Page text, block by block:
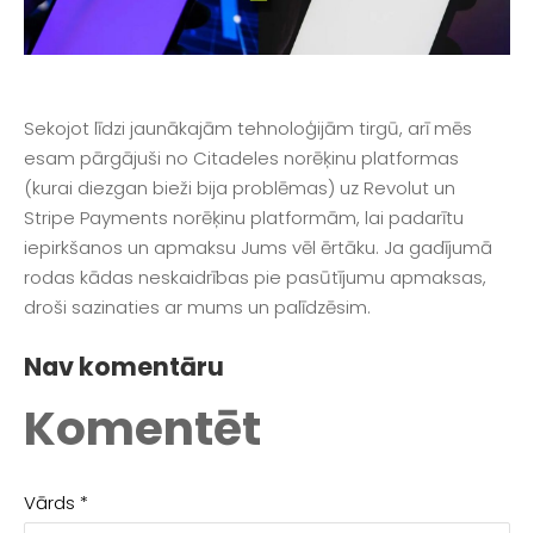
Sekojot līdzi jaunākajām tehnoloģijām tirgū, arī mēs
esam pārgājuši no Citadeles norēķinu platformas
(kurai diezgan bieži bija problēmas) uz Revolut un
Stripe Payments norēķinu platformām, lai padarītu
iepirkšanos un apmaksu Jums vēl ērtāku. Ja gadījumā
rodas kādas neskaidrības pie pasūtījumu apmaksas,
droši sazinaties ar mums un palīdzēsim.
Nav komentāru
Komentēt
Vārds *